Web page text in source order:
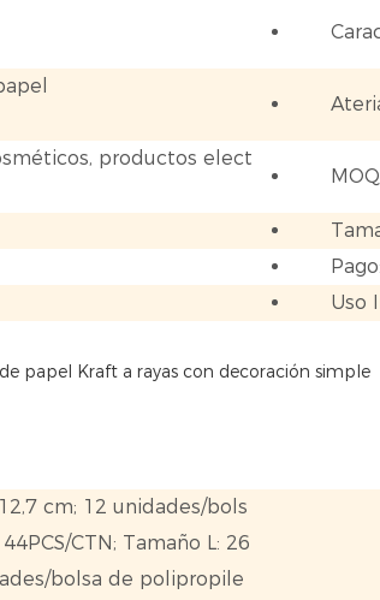
productos elect
Pago:
Uso
papel Kraft a rayas con decoración simple
cm; 12 unidades/bols
CTN; Tamaño L: 26
bolsa de polipropile